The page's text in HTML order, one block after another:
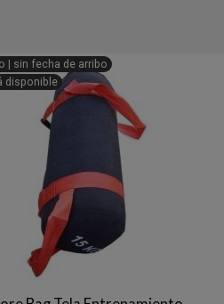
| sin fecha de arribo
disponible